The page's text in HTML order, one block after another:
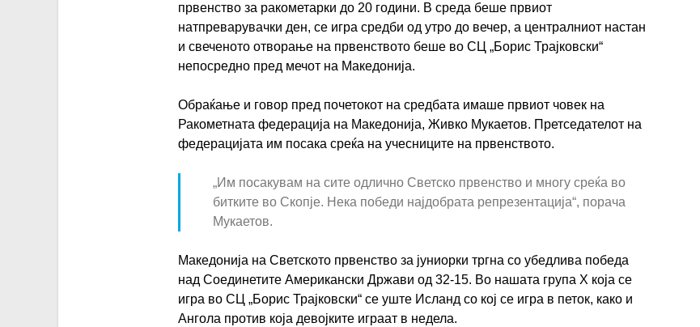
првенство за ракометарки до 20 години. В среда беше првиот
натпреварувачки ден, се игра средби од утро до вечер, а централниот настан
и свеченото отворање на првенството беше во СЦ „Борис Трајковски“
непосредно пред мечот на Македонија.
Обраќање и говор пред почетокот на средбата имаше првиот човек на
Ракометната федерација на Македонија, Живко Мукаетов. Претседателот на
федерацијата им посака среќа на учесниците на првенството.
„Им посакувам на сите одлично Светско првенство и многу среќа во
битките во Скопје. Нека победи најдобрата репрезентација“, порача
Мукаетов.
Македонија на Светското првенство за јуниорки тргна со убедлива победа
над Соединетите Американски Држави од 32-15. Во нашата група Х која се
игра во СЦ „Борис Трајковски“ се уште Исланд со кој се игра в петок, како и
Ангола против која девојките играат в недела.